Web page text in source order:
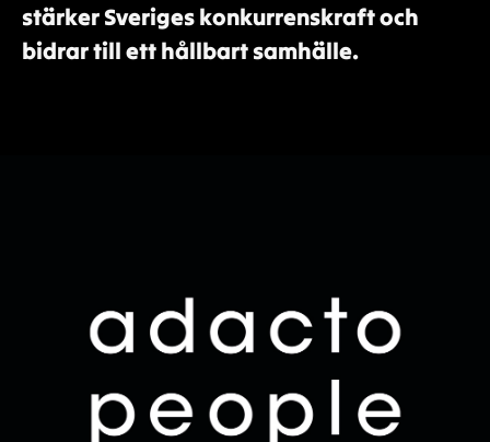
stärker Sveriges konkurrenskraft och
bidrar till ett hållbart samhälle.